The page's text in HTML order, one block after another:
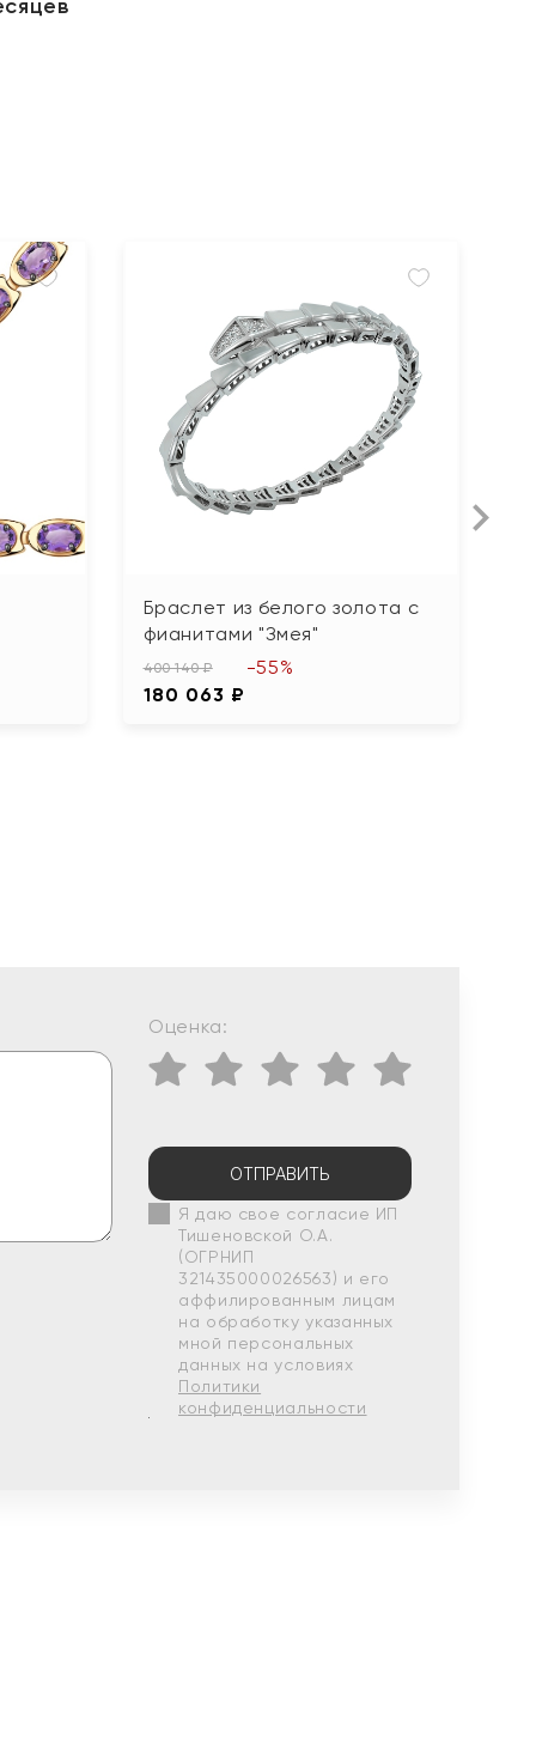
Браслет из белого золота с
фианитами "Змея"
400 140 ₽
180 063 ₽
-55%
Оценка:
ОТПРАВИТЬ
Я даю свое согласие ИП
Тишеновской О.А.
(ОГРНИП
321435000026563) и его
аффилированным лицам
на обработку указанных
мной персональных
данных на условиях
Политики
конфиденциальности